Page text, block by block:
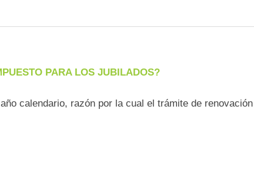
PARA LOS JUBILADOS?
calendario, razón por la cual el trámite de